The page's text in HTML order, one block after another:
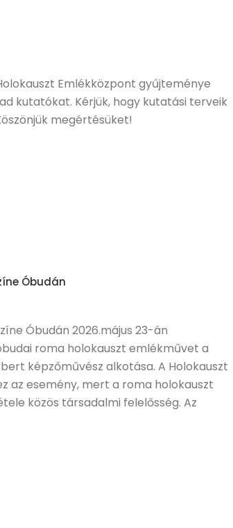
Emlékközpont gyűjteménye
kutatókat. Kérjük, hogy kutatási terveik
megértésüket!
Óbudán
Óbudán 2026.május 23-án
roma holokauszt emlékművet a
képzőművész alkotása. A Holokauszt
az esemény, mert a roma holokauszt
közös társadalmi felelősség. Az